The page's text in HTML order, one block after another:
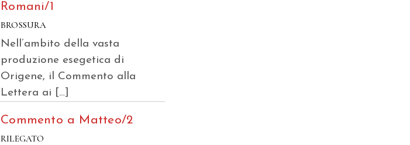
Romani/1
BROSSURA
Nell’ambito della vasta
produzione esegetica di
Origene, il Commento alla
Lettera ai […]
Commento a Matteo/2
RILEGATO